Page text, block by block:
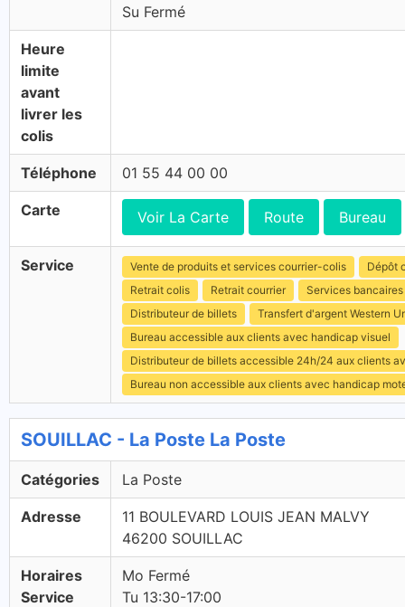
Su Fermé
Heure
limite
avant
livrer les
colis
Téléphone 01 55 44 00 00
Carte Voir La Carte Route Bureau
Service Vente de produits et services courrier-colis
Dépôt
Retrait colis
Retrait courrier
Services bancaires
Distributeur de billets
Transfert d'argent Western
Bureau accessible aux clients avec handicap visuel
Distributeur de billets accessible 24h/24 aux clients
Bureau non accessible aux clients avec handicap
SOUILLAC - La Poste La Poste
Catégories La Poste
Adresse
11 BOULEVARD LOUIS JEAN MALVY
46200 SOUILLAC
Horaires
Service
Mo Fermé
Tu 13:30-17:00